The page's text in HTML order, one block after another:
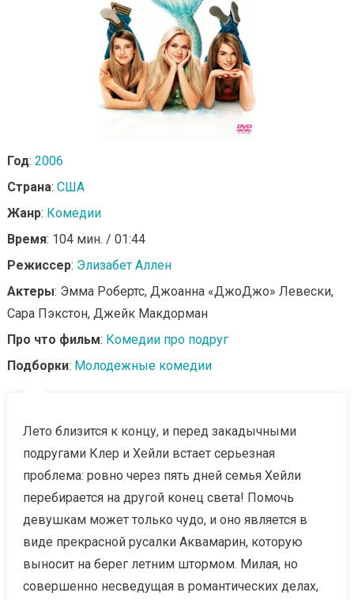
Год: 2006
Страна: США
Жанр: Комедии
Время: 104 мин. / 01:44
Режиссер: Элизабет Аллен
Актеры: Эмма Робертс, Джоанна «ДжоДжо» Левески,
Сара Пэкстон, Джейк Макдорман
Про что фильм: Комедии про подруг
Подборки: Молодежные комедии
Лето близится к концу, и перед закадычными
подругами Клер и Хейли встает серьезная
проблема: ровно через пять дней семья Хейли
перебирается на другой конец света! Помочь
девушкам может только чудо, и оно является в
виде прекрасной русалки Аквамарин, которую
выносит на берег летним штормом. Милая, но
совершенно несведущая в романтических делах,